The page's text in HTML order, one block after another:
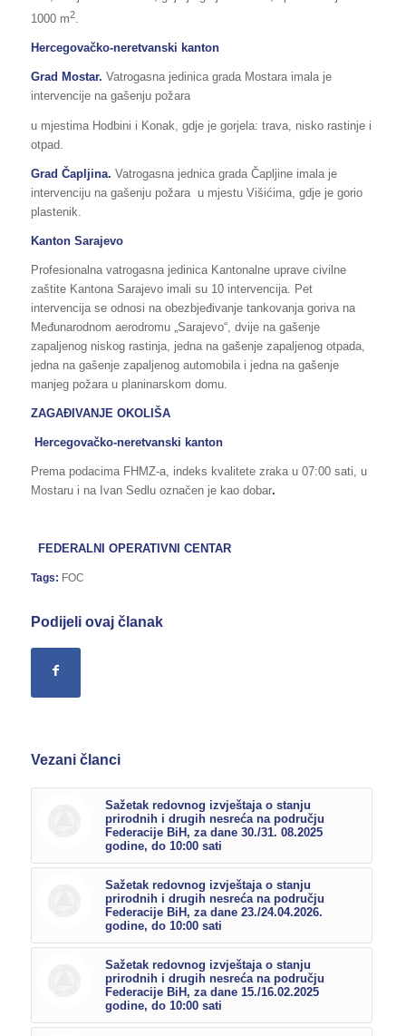
1000 m2.
Hercegovačko-neretvanski kanton
Grad Mostar. Vatrogasna jedinica grada Mostara imala je
intervencije na gašenju požara
u mjestima Hodbini i Konak, gdje je gorjela: trava, nisko rastinje i
otpad.
Grad Čapljina. Vatrogasna jednica grada Čapljine imala je
intervenciju na gašenju požara u mjestu Višićima, gdje je gorio
plastenik.
Kanton Sarajevo
Profesionalna vatrogasna jedinica Kantonalne uprave civilne
zaštite Kantona Sarajevo imali su 10 intervencija. Pet
intervencija se odnosi na obezbjeđivanje tankovanja goriva na
Međunarodnom aerodromu „Sarajevo“, dvije na gašenje
zapaljenog niskog rastinja, jedna na gašenje zapaljenog otpada,
jedna na gašenje zapaljenog automobila i jedna na gašenje
manjeg požara u planinarskom domu.
ZAGAĐIVANJE OKOLIŠA
Hercegovačko-neretvanski kanton
Prema podacima FHMZ-a, indeks kvalitete zraka u 07:00 sati, u
Mostaru i na Ivan Sedlu označen je kao dobar.
FEDERALNI OPERATIVNI CENTAR
Tags: FOC
Podijeli ovaj članak
Vezani članci
Sažetak redovnog izvještaja o stanju
prirodnih i drugih nesreća na području
Federacije BiH, za dane 30./31. 08.2025
godine, do 10:00 sati
Sažetak redovnog izvještaja o stanju
prirodnih i drugih nesreća na području
Federacije BiH, za dane 23./24.04.2026.
godine, do 10:00 sati
Sažetak redovnog izvještaja o stanju
prirodnih i drugih nesreća na području
Federacije BiH, za dane 15./16.02.2025
godine, do 10:00 sati